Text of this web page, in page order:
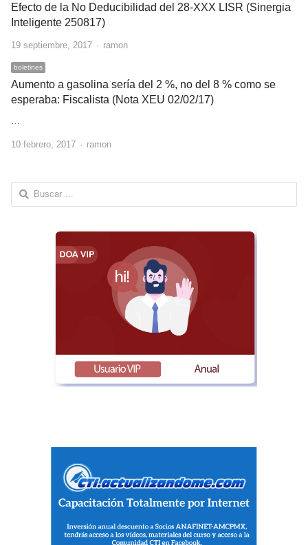
Efecto de la No Deducibilidad del 28-XXX LISR (Sinergia
Inteligente 250817)
19 septiembre, 2017 Author
ramon
boletines
Aumento a gasolina sería del 2 %, no del 8 % como se
esperaba: Fiscalista (Nota XEU 02/02/17)
10 febrero, 2017 Author
ramon
Buscar: